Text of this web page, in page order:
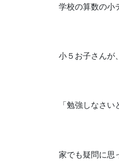
学校の算数の小
小５お子さんが
「勉強しなさ
家でも疑問に思